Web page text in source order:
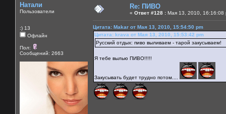
Натали
Пользователи
:) 13
Офлайн
Пол:
Сообщений: 2663
Re: ПИВО
« Ответ #128 : Мая 13, 2010, 16:16:08
Цитата: Makar от Мая 13, 2010, 15:54:50 pm
Цитата: krava от Мая 13, 2010, 15:53:42 pm
Русский отдых: пиво выливаем - тарой закусываем!
Я тебе вылью ПИВО!!!!!
Закусывать будет трудно потом....